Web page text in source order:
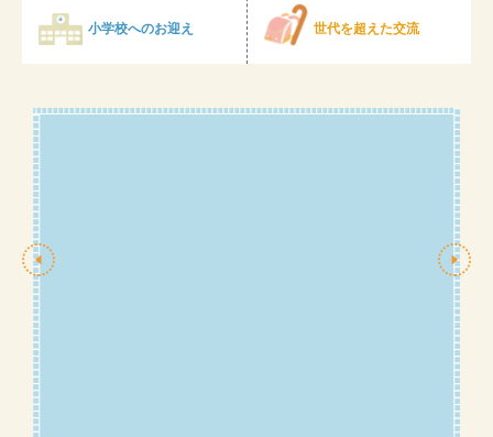
小学校へのお迎え 世代を超えた交流